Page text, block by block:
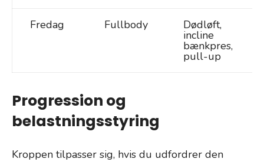
Fredag Fullbody Dødløft,
incline
bænkpres,
pull-up
Progression og
belastningsstyring
Kroppen tilpasser sig, hvis du udfordrer den